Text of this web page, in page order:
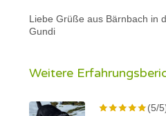
Liebe Grüße aus Bärnbach in
Gundi
Weitere
(5/